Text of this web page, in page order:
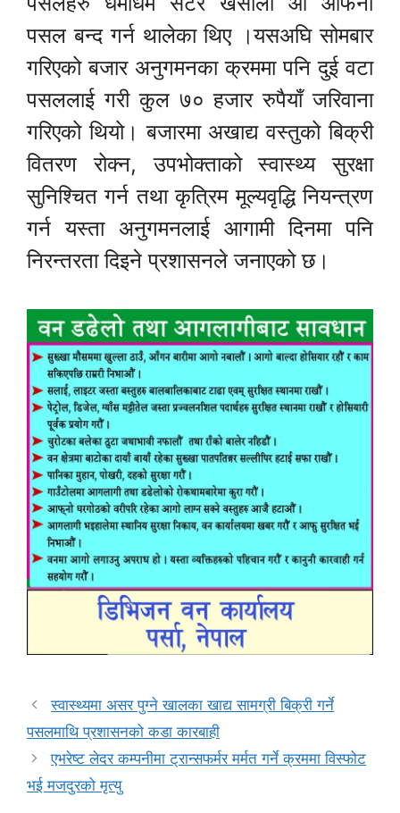
पसल बन्द गर्न थालेका थिए ।यसअघि सोमबार
गरिएको बजार अनुगमनका क्रममा पनि दुई वटा
पसललाई गरी कुल ७० हजार रुपैयाँ जरिवाना
गरिएको थियो। बजारमा अखाद्य वस्तुको बिक्री
वितरण रोक्न, उपभोक्ताको स्वास्थ्य सुरक्षा
सुनिश्चित गर्न तथा कृत्रिम मूल्यवृद्धि नियन्त्रण
गर्न यस्ता अनुगमनलाई आगामी दिनमा पनि
निरन्तरता दिइने प्रशासनले जनाएको छ।
स्वास्थ्यमा असर पुग्ने खालका खाद्य सामग्री बिक्री गर्ने
पसलमाथि प्रशासनको कडा कारबाही
एभरेष्ट लेदर कम्पनीमा ट्रान्सफर्मर मर्मत गर्ने क्रममा विस्फोट
भई मजदुरको मृत्यु